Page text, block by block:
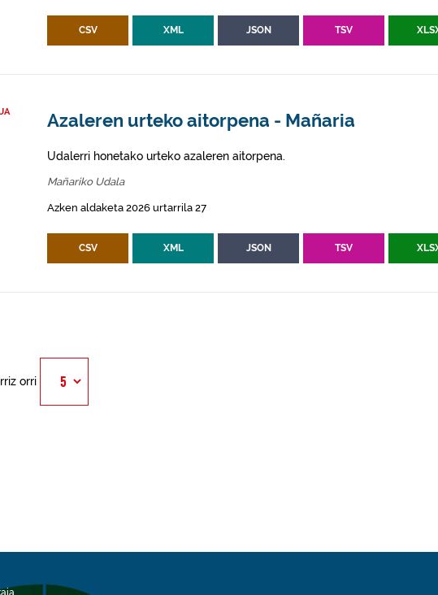
CSV XML JSON TSV
Azaleren urteko aitorpena - Mañaria
Udalerri honetako urteko azaleren aitorpena.
Mañariko Udala
Azken aldaketa 2026 urtarrila 27
CSV XML JSON TSV
orri